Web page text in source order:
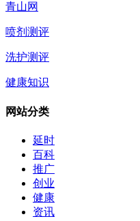
青山网
喷剂测评
洗护测评
健康知识
网站分类
延时
百科
推广
创业
健康
资讯